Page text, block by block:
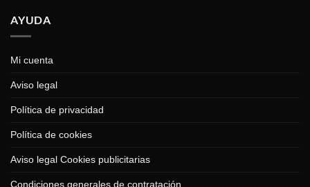
AYUDA
Mi cuenta
Aviso legal
Política de privacidad
Política de cookies
Aviso legal Cookies publicitarias
Condiciones generales de contratación